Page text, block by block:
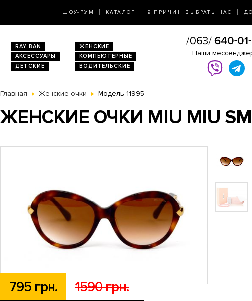
ШОУ-РУМ КАТАЛОГ 9 ПРИЧИН ВЫБРАТЬ НАС
RAY BAN
ЖЕНСКИЕ
АКСЕССУАРЫ
КОМПЬЮТЕРНЫЕ
ДЕТСКИЕ ВОДИТЕЛЬСКИЕ
Наши
Главная Женские очки Модель 11995
ЖЕНСКИЕ ОЧКИ MIU MIU
795 грн. 1590 грн.